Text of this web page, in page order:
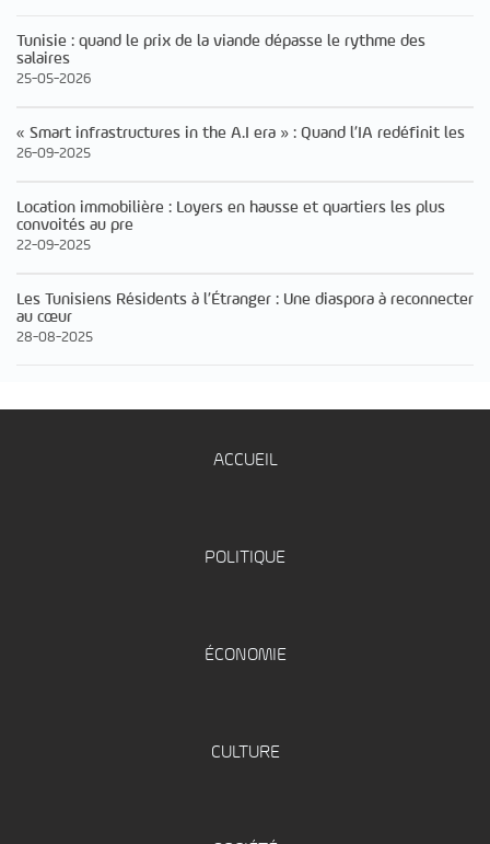
Tunisie : quand le prix de la viande dépasse le rythme des
salaires
25-05-2026
« Smart infrastructures in the A.I era » : Quand l’IA redéfinit les
26-09-2025
Location immobilière : Loyers en hausse et quartiers les plus
convoités au pre
22-09-2025
Les Tunisiens Résidents à l’Étranger : Une diaspora à reconnecter
au cœur
28-08-2025
ACCUEIL
POLITIQUE
ÉCONOMIE
CULTURE